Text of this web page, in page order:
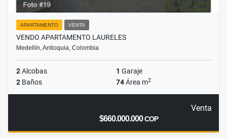
APARTAMENTO VENTA
VENDO APARTAMENTO LAURELES
Medellín, Antioquia, Colombia
2Alcobas 1 Garaje
2 Baños 74Área m2
Venta
$660.000.000COP